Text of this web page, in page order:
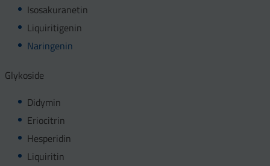
Isosakuranetin
Liquiritigenin
Naringenin
Glykoside
Didymin
Eriocitrin
Hesperidin
Liquiritin